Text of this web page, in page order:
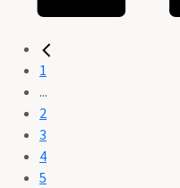
1
...
2
3
4
5